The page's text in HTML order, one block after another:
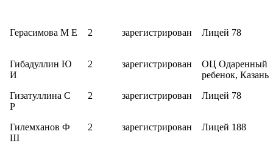
Герасимова М Е 2 зарегистрирован Лицей 78
Гибадуллин Ю
И
2 зарегистрирован
ОЦ Одаренный
ребенок, Казань
Гизатуллина С
Р
2 зарегистрирован Лицей 78
Гилемханов Ф
Ш
2 зарегистрирован Лицей 188